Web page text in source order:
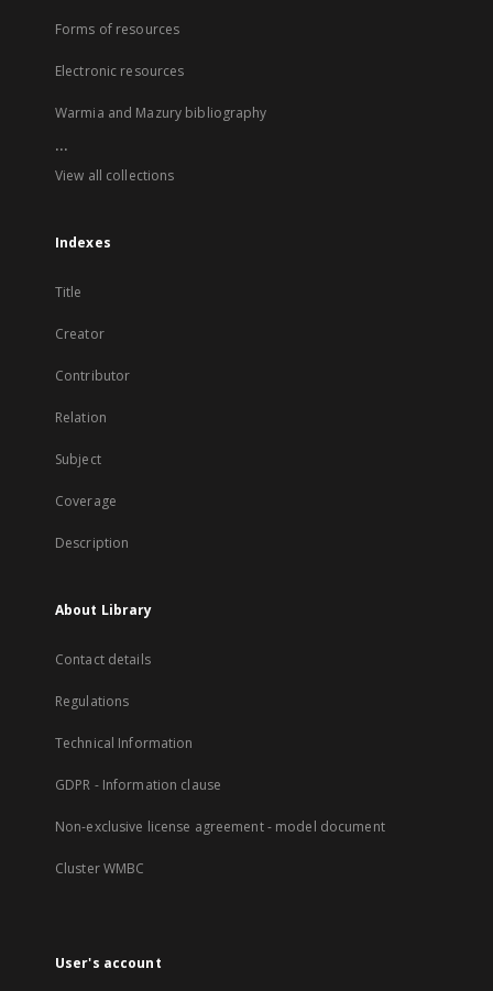
Forms of resources
Electronic resources
Warmia and Mazury bibliography
...
View all collections
Indexes
Title
Creator
Contributor
Relation
Subject
Coverage
Description
About Library
Contact details
Regulations
Technical Information
GDPR - Information clause
Non-exclusive license agreement - model document
Cluster WMBC
User's account